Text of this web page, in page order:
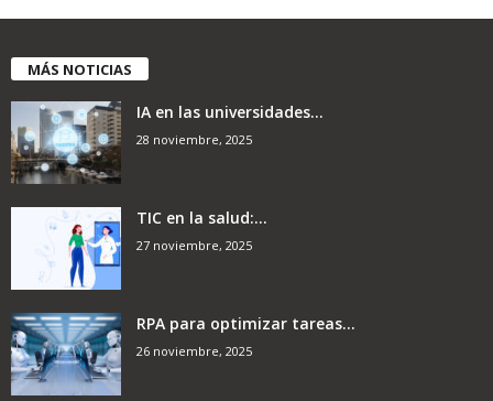
MÁS NOTICIAS
IA en las universidades...
28 noviembre, 2025
TIC en la salud:...
27 noviembre, 2025
RPA para optimizar tareas...
26 noviembre, 2025